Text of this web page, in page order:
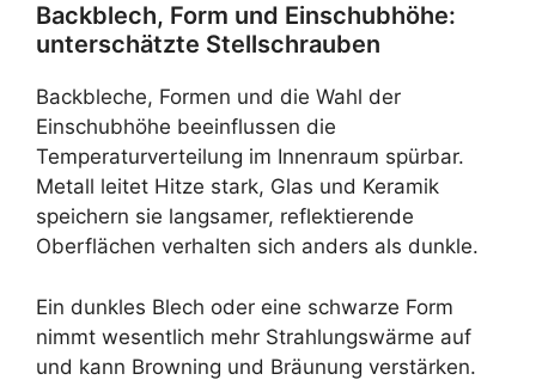
Backblech, Form und Einschubhöhe:
unterschätzte Stellschrauben
Backbleche, Formen und die Wahl der
Einschubhöhe beeinflussen die
Temperaturverteilung im Innenraum spürbar.
Metall leitet Hitze stark, Glas und Keramik
speichern sie langsamer, reflektierende
Oberflächen verhalten sich anders als dunkle.
Ein dunkles Blech oder eine schwarze Form
nimmt wesentlich mehr Strahlungswärme auf
und kann Browning und Bräunung verstärken.